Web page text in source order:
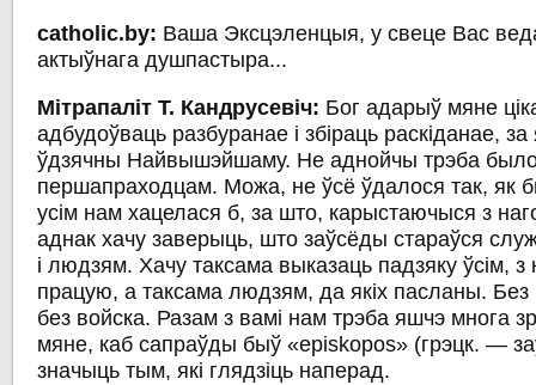
catholic.by: Ваша Эксцэленцыя, у свеце Вас
актыўнага душпастыра...
Мітрапаліт Т. Кандрусевіч: Бог адарыў мяне
адбудоўваць разбуранае і збіраць раскіданае, за
ўдзячны Найвышэйшаму. Не аднойчы трэба было
першапраходцам. Можа, не ўсё ўдалося так, як
усім нам хацелася б, за што, карыстаючыся з
аднак хачу заверыць, што заўсёды стараўся
і людзям. Хачу таксама выказаць падзяку ўсім, з
працую, а таксама людзям, да якіх пасланы.
без войска. Разам з вамі нам трэба яшчэ многа
мяне, каб сапраўды быў «episkopos» (грэцк. —
значыць тым, які глядзіць наперад.